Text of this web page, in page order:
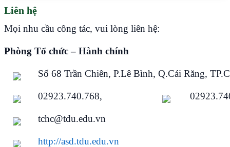
Liên hệ
Mọi nhu cầu công tác, vui lòng liên hệ:
Phòng Tổ chức – Hành chính
Số 68 Trần Chiên, P.Lê Bình, Q.Cái Răng,
02923.740.768,
tchc@tdu.edu.vn
http://asd.tdu.edu.vn